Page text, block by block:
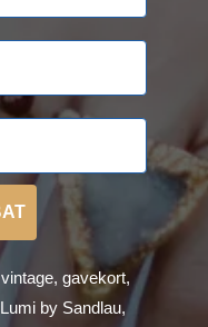
gavekort,
by Sandlau,